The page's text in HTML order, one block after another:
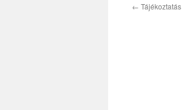
← Tájékoztatás